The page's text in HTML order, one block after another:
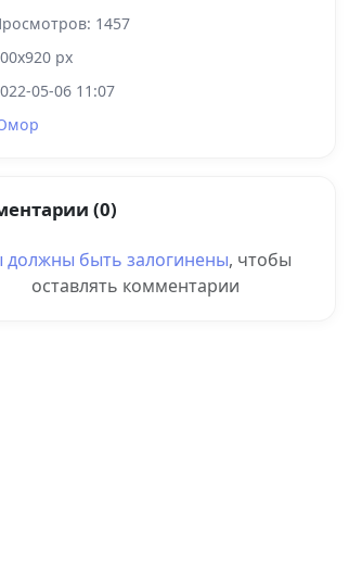
1457
px
05-06 11:07
(0)
должны быть залогинены, чтобы
оставлять комментарии